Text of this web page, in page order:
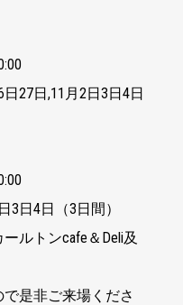
27日,11月2日3日4日
3日4日（3日間）
ルトンcafe＆Deli及
是非ご来場くださ